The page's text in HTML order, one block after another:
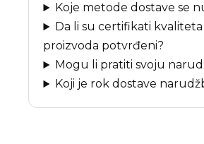
Koje metode dostave se
Da li su certifikati kvaliteta
proizvoda potvrđeni?
Mogu li pratiti svoju
Koji je rok dostave